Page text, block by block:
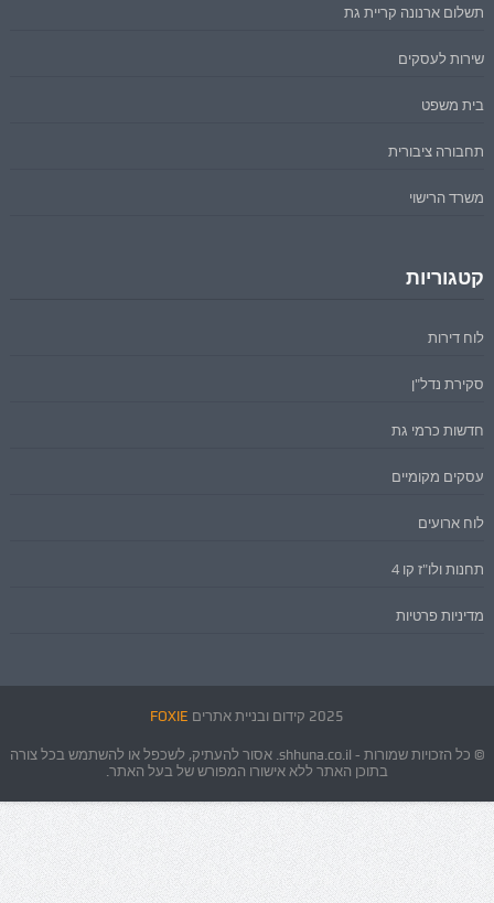
תשלום ארנונה קריית גת
שירות לעסקים
בית משפט
תחבורה ציבורית
משרד הרישוי
קטגוריות
לוח דירות
סקירת נדל"ן
חדשות כרמי גת
עסקים מקומיים
לוח ארועים
תחנות ולו"ז קו 4
מדיניות פרטיות
2025 קידום ובניית אתרים FOXIE
© כל הזכויות שמורות - shhuna.co.il. אסור להעתיק, לשכפל או להשתמש בכל צורה
בתוכן האתר ללא אישורו המפורש של בעל האתר.